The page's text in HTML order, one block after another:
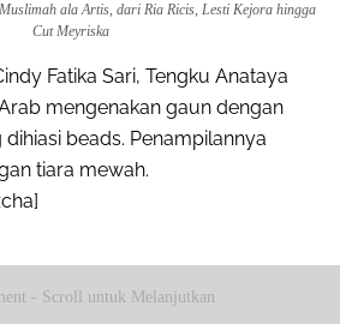
ala Artis, dari Ria Ricis, Lesti Kejora hingga
Cut Meyriska
Fatika Sari, Tengku Anataya
mengenakan gaun dengan
beads. Penampilannya
tiara mewah.
- Scroll untuk Melanjutkan